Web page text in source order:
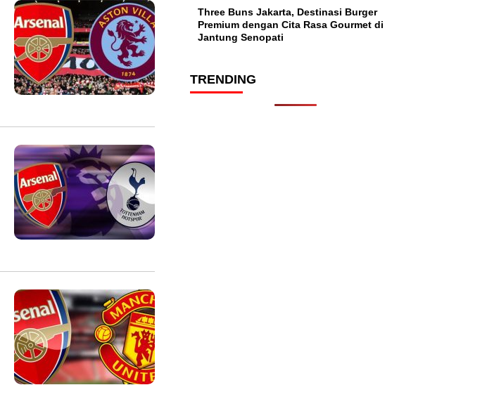
Three Buns Jakarta, Destinasi Burger
Premium dengan Cita Rasa Gourmet di
Jantung Senopati
TRENDING